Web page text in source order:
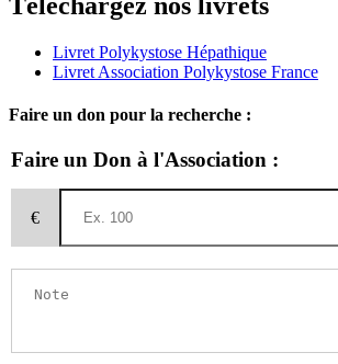
Livret Polykystose Hépathique
Livret Association Polykystose France
Faire un don pour la recherche :
Faire un Don à l'Association :
€